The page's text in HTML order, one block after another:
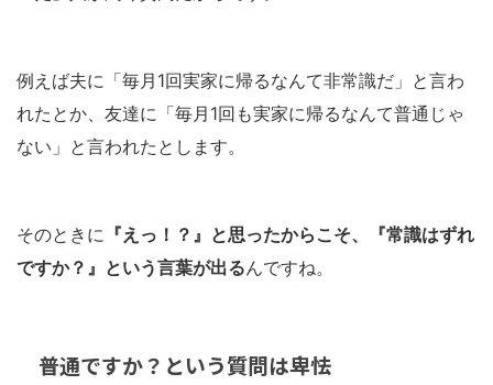
例えば夫に「毎月1回実家に帰るなんて非常識だ」と言わ
れたとか、友達に「毎月1回も実家に帰るなんて普通じゃ
ない」と言われたとします。
そのときに 『えっ！？』と思ったからこそ、『常識はずれ
ですか？』という言葉が出るんですね。
普通ですか？という質問は卑怯